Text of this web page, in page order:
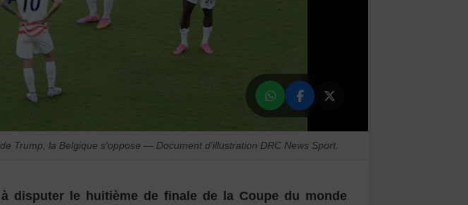
Trump, la Belgique s'oppose — Document d'illustration DRC News Sport.
disputer le huitième de finale de la Coupe du monde